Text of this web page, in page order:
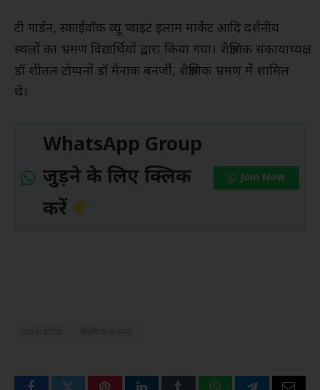
टी गार्डन, स्काईवॉक व्यू प्वाइंट इलाम मार्केट आदि दर्शनीय
स्थलों का भ्रमण विद्यार्थियों द्वारा किया गया। शैक्षणिक संकायाध्यक्ष
डॉ शीतल टोप्पनों डॉ मैनाक बनर्जी, शैक्षणिक भ्रमण में शामिल
थे।
WhatsApp Group
जुड़ने के लिए क्लिक
करें
Join Now